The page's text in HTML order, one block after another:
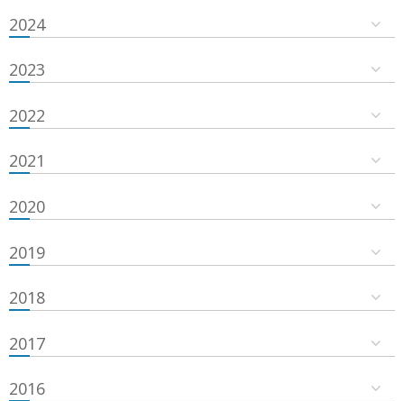
2024
2023
2022
2021
2020
2019
2018
2017
2016